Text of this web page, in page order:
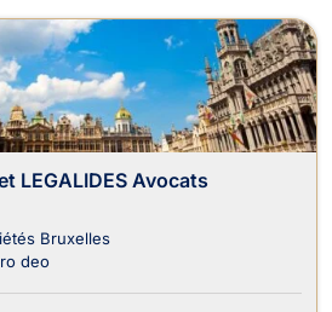
LEGALIDES Avocats
Bruxelles
deo